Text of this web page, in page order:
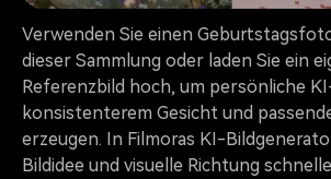
Verwenden Sie einen
dieser Sammlung oder laden Sie ein
Referenzbild hoch, um persönliche
konsistenterem Gesicht und
erzeugen. In Filmoras KI-
Bildidee und visuelle Richtung